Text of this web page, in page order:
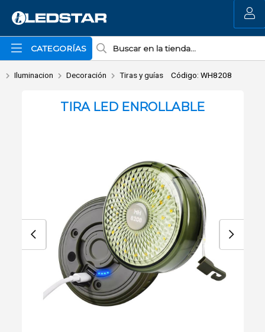
Enviar a email
CATEGORÍAS
MI COMPRA
Iluminacion Decoración Tiras y guías Código: WH8208
TIRA LED ENROLLABLE